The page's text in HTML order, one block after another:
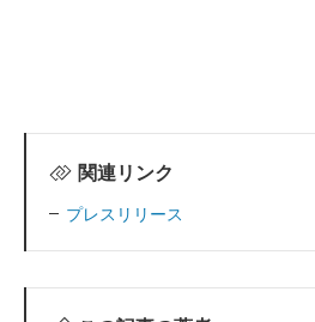
関連リンク
プレスリリース